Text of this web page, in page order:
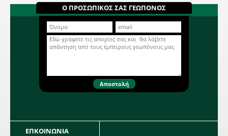
Δίχρωμη Γλοξίνια σε κόκκινο - λευκό
χρώμα. Βολβώδες φυτό ανοιξιάτικης
μπορεί να φτάσει τα 0,25 μέτρα. Η
κάθε συσκευασία περιέχει 1 βολβό.
Περισσότερα...
Ο ΠΡΟΣΩΠΙΚΟΣ ΣΑΣ ΓΕΩΠΟΝΟΣ
ΕΠΚΟΙΝΩΝΙΑ